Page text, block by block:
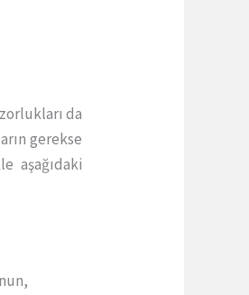
da
gerekse
aşağıdaki